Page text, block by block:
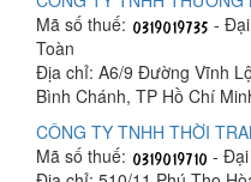
Mã số thuế:
-
Toàn
Địa chỉ: A6/9 Đường Vĩnh
Bình Chánh, TP Hồ Chí
CÔNG TY TNHH THỜI
Mã số thuế:
- Đại